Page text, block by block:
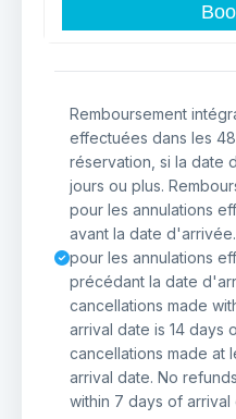
Remboursement
effectuées dans les
réservation, si la date
jours ou plus.
pour les annulations
avant la date
pour les annulations
précédant la date
cancellations made
arrival date is 14 days
cancellations made at
arrival date. No
within 7 days of arrival